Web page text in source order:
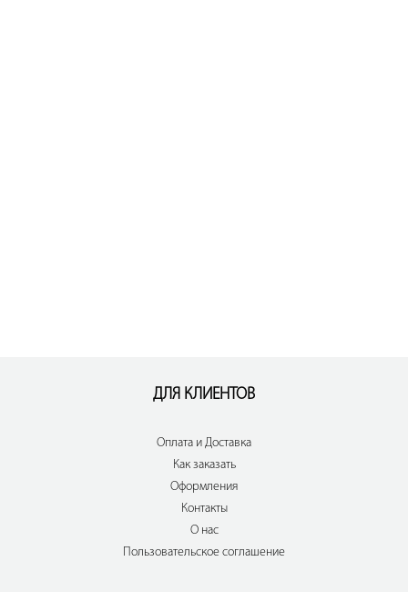
ДЛЯ КЛИЕНТОВ
Оплата и Доставка
Как заказать
Оформления
Контакты
О нас
Пользовательское соглашение